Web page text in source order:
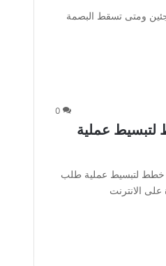
ومتى تسقط البصمة
0
لتبسيط عملية
خطط لتبسيط عملية طلب
الانترنت